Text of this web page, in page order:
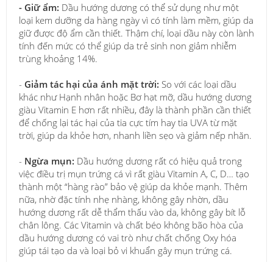
- Giữ ẩm: Dầu hướng dương có thể sử dụng như một
loại kem dưỡng da hàng ngày vì có tính làm mềm, giúp da
giữ được độ ẩm cần thiết. Thậm chí, loại dầu này còn lành
tính đến mức có thể giúp da trẻ sinh non giảm nhiễm
trùng khoảng 14%.
- Giảm tác hại của ánh mặt trời: So với các loại dầu
khác như Hạnh nhân hoặc Bơ hạt mỡ, dầu hướng dương
giàu Vitamin E hơn rất nhiều, đây là thành phần cần thiết
để chống lại tác hại của tia cực tím hay tia UVA từ mặt
trời, giúp da khỏe hơn, nhanh liền sẹo và giảm nếp nhăn.
- Ngừa mụn: Dầu hướng dương rất có hiệu quả trong
việc điều trị mụn trứng cá vì rất giàu Vitamin A, C, D… tạo
thành một “hàng rào” bảo vệ giúp da khỏe mạnh. Thêm
nữa, nhờ đặc tính nhẹ nhàng, không gây nhờn, dầu
hướng dương rất dễ thẩm thấu vào da, không gây bít lỗ
chân lông. Các Vitamin và chất béo không bão hòa của
dầu hướng dương có vai trò như chất chống Oxy hóa
giúp tái tạo da và loại bỏ vi khuẩn gây mụn trứng cá.